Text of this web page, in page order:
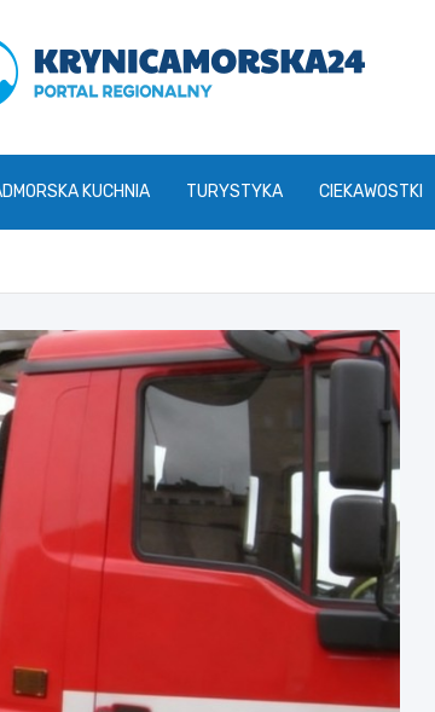
KUCHNIA TURYSTYKA CIEKAWOSTKI